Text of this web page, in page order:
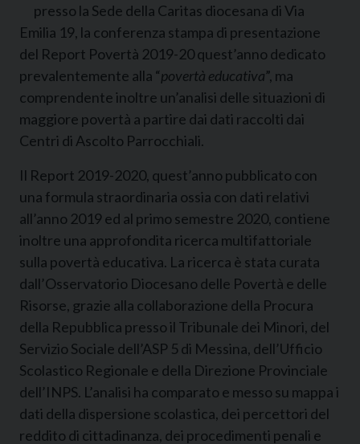
presso la Sede della Caritas diocesana di Via
Emilia 19, la conferenza stampa di presentazione
del Report Povertà 2019-20 quest’anno dedicato
prevalentemente alla “povertà educativa”, ma
comprendente inoltre un’analisi delle situazioni di
maggiore povertà a partire dai dati raccolti dai
Centri di Ascolto Parrocchiali.
Il Report 2019-2020, quest’anno pubblicato con
una formula straordinaria ossia con dati relativi
all’anno 2019 ed al primo semestre 2020, contiene
inoltre una approfondita ricerca multifattoriale
sulla povertà educativa. La ricerca è stata curata
dall’Osservatorio Diocesano delle Povertà e delle
Risorse, grazie alla collaborazione della Procura
della Repubblica presso il Tribunale dei Minori, del
Servizio Sociale dell’ASP 5 di Messina, dell’Ufficio
Scolastico Regionale e della Direzione Provinciale
dell’INPS. L’analisi ha comparato e messo su mappa i
dati della dispersione scolastica, dei percettori del
reddito di cittadinanza, dei procedimenti penali e